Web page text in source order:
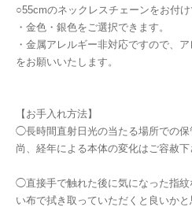
○55cmのネックレスチェーンをお付け
・金色・銀色をご選択できます。
・金属アレルギー非対応ですので、
をお願いいたします。
【お手入れ方法】
◯長時間直射日光の当たる場所での保
尚、経年による本体の変化はご容赦下
◯直接手で触れた後に気になった指
い布で拭き取っていただくと良いかと